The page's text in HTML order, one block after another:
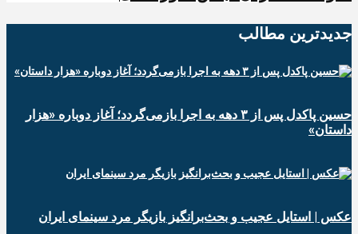
جدیدترین‌ مطالب
حسین پاکدل پس از ۳ دهه به اجرا بازمی‌گردد؛ آغاز دوباره «هزار
داستان»
عکس | استایل عجیب و بحث‌برانگیز بازیگر مرد سینمای ایران